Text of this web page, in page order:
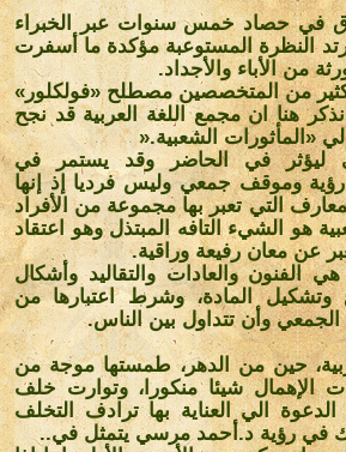
في حصاد خمس سنوات عبر الخبراء
النظرة المستوعبة مؤكدة ما أسفرت
من الأباء والأجداد.
من المتخصصين مصطلح «فولكلور»
نذكر هنا ان مجمع اللغة العربية قد نجح
«المأثورات الشعبية».
ليؤثر في الحاضر وقد يستمر في
رؤية وموقف جمعي وليس فرديا إذ إنها
التي تعبر بها مجموعة من الأفراد
الشيء التافه المبتذل وهو اعتقاد
عن معان رفيعة وراقية.
الفنون والعادات والتقاليد وأشكال
وتشكيل المادة، وشرط اعتبارها من
الجمعي وأن تتداول بين الناس.
حين من الدهر، طمستها موجة من
الإهمال شيئا منكورا، وتوارت خلف
الي العناية بها ترادف التخلف
في رؤية د.أحمد مرسي يتمثل في..